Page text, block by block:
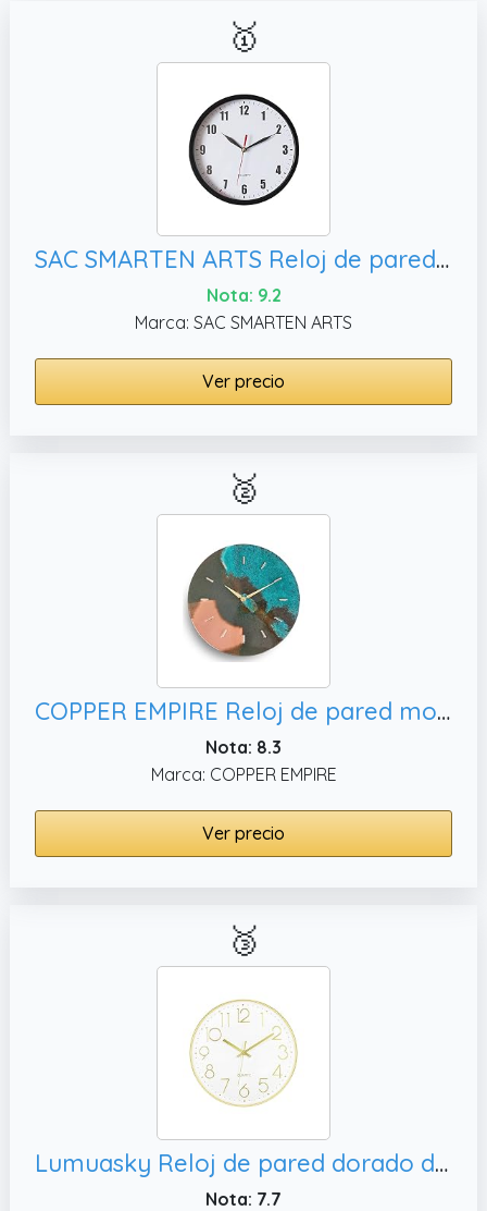
🥇
SAC SMARTEN ARTS Reloj de pared negro con pilas para niños, en 8 pulgadas
Nota: 9.2
Marca: SAC SMARTEN ARTS
Ver precio
🥈
COPPER EMPIRE Reloj de pared moderno con pátina azul turquesa y verde de 12 pulgadas, oficina
Nota: 8.3
Marca: COPPER EMPIRE
Ver precio
🥉
Lumuasky Reloj de pared dorado de 12 pulgadas, decoración
Nota: 7.7